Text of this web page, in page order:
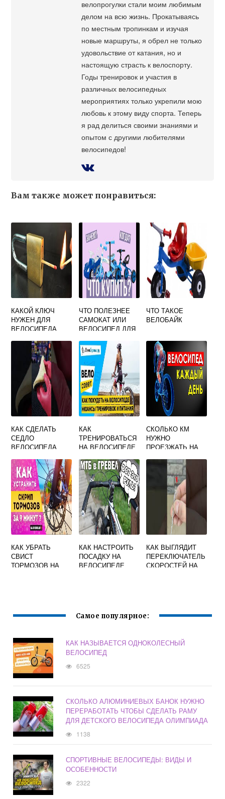
велопрогулки стали моим любимым
делом на всю жизнь. Прокатываясь
по местным тропинкам и изучая
новые маршруты, я обрел не только
удовольствие от катания, но и
настоящую страсть к велоспорту.
Годы тренировок и участия в
различных велосипедных
мероприятиях только укрепили мою
любовь к этому виду спорта. Теперь
я рад делиться своими знаниями и
опытом с другими любителями
велосипедов!
Вам также может понравиться:
КАКОЙ КЛЮЧ
НУЖЕН ДЛЯ
ВЕЛОСИПЕДА
ЧТО ПОЛЕЗНЕЕ
САМОКАТ ИЛИ
ВЕЛОСИПЕД ДЛЯ
ЧТО ТАКОЕ
ВЕЛОБАЙК
КАК СДЕЛАТЬ
СЕДЛО
ВЕЛОСИПЕДА
КАК
ТРЕНИРОВАТЬСЯ
НА ВЕЛОСИПЕДЕ
СКОЛЬКО КМ
НУЖНО
ПРОЕЗЖАТЬ НА
ПОЛЬЗОЙ ДЛЯ
ЗДОРОВЬЯ
КАК УБРАТЬ
СВИСТ
ТОРМОЗОВ НА
КАК НАСТРОИТЬ
ПОСАДКУ НА
ВЕЛОСИПЕДЕ
КАК ВЫГЛЯДИТ
ПЕРЕКЛЮЧАТЕЛЬ
СКОРОСТЕЙ НА
Самое популярное:
КАК НАЗЫВАЕТСЯ ОДНОКОЛЕСНЫЙ
ВЕЛОСИПЕД
6525
СКОЛЬКО АЛЮМИНИЕВЫХ БАНОК НУЖНО
ПЕРЕРАБОТАТЬ ЧТОБЫ СДЕЛАТЬ РАМУ
ДЛЯ ДЕТСКОГО ВЕЛОСИПЕДА ОЛИМПИАДА
1138
СПОРТИВНЫЕ ВЕЛОСИПЕДЫ: ВИДЫ И
ОСОБЕННОСТИ
2322